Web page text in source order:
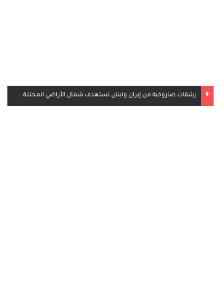
بث مباشر مباراة الأردن والإمارات في كأس العرب 2025